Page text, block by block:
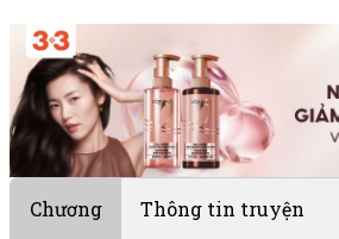
Chương Thông tin truyện